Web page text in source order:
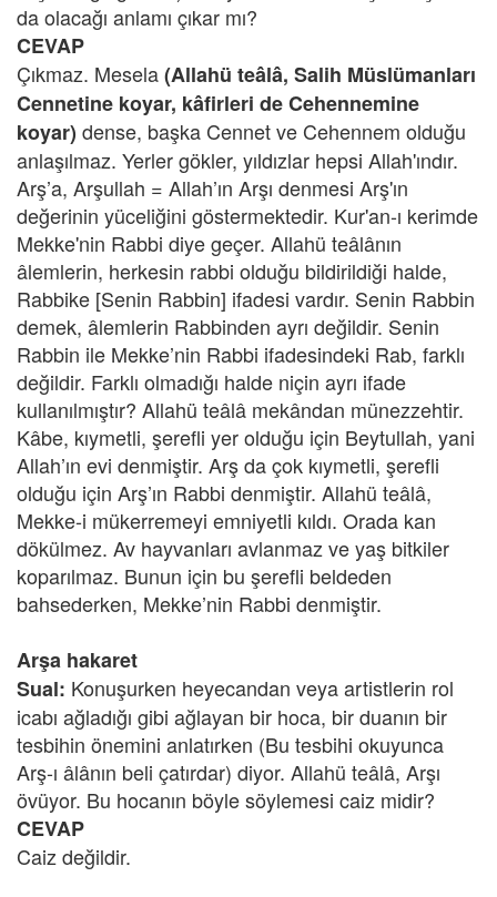
da olacağı anlamı çıkar mı?
CEVAP
Çıkmaz. Mesela(Allahü teâlâ, Salih Müslümanları
Cennetine koyar, kâfirleri de Cehennemine
koyar) dense, başka Cennet ve Cehennem olduğu
anlaşılmaz. Yerler gökler, yıldızlar hepsi Allah'ındır.
Arş’a, Arşullah = Allah’ın Arşı denmesi Arş'ın
değerinin yüceliğini göstermektedir. Kur'an-ı kerimde
Mekke'nin Rabbi diye geçer. Allahü teâlânın
âlemlerin, herkesin rabbi olduğu bildirildiği halde,
Rabbike [Senin Rabbin] ifadesi vardır. Senin Rabbin
demek, âlemlerin Rabbinden ayrı değildir. Senin
Rabbin ile Mekke’nin Rabbi ifadesindeki Rab, farklı
değildir. Farklı olmadığı halde niçin ayrı ifade
kullanılmıştır? Allahü teâlâ mekândan münezzehtir.
Kâbe, kıymetli, şerefli yer olduğu için Beytullah, yani
Allah’ın evi denmiştir. Arş da çok kıymetli, şerefli
olduğu için Arş’ın Rabbi denmiştir. Allahü teâlâ,
Mekke-i mükerremeyi emniyetli kıldı. Orada kan
dökülmez. Av hayvanları avlanmaz ve yaş bitkiler
koparılmaz. Bunun için bu şerefli beldeden
bahsederken, Mekke’nin Rabbi denmiştir.
Arşa hakaret
Sual: Konuşurken heyecandan veya artistlerin rol
icabı ağladığı gibi ağlayan bir hoca, bir duanın bir
tesbihin önemini anlatırken (Bu tesbihi okuyunca
Arş-ı âlânın beli çatırdar) diyor. Allahü teâlâ, Arşı
övüyor. Bu hocanın böyle söylemesi caiz midir?
CEVAP
Caiz değildir.